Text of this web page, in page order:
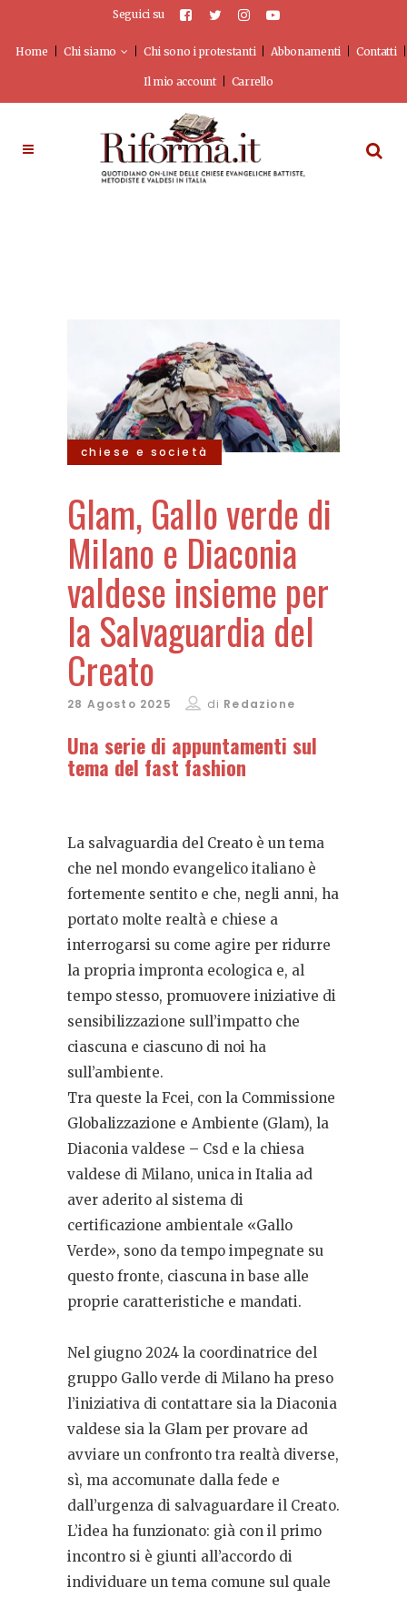
Seguici su
Home Chi siamo Chi sono i protestanti Abbonamenti Contatti
Il mio account Carrello
chiese e società
Glam, Gallo verde di
Milano e Diaconia
valdese insieme per
la Salvaguardia del
Creato
28 Agosto 2025 di Redazione
Una serie di appuntamenti sul
tema del fast fashion
La salvaguardia del Creato è un tema
che nel mondo evangelico italiano è
fortemente sentito e che, negli anni, ha
portato molte realtà e chiese a
interrogarsi su come agire per ridurre
la propria impronta ecologica e, al
tempo stesso, promuovere iniziative di
sensibilizzazione sull’impatto che
ciascuna e ciascuno di noi ha
sull’ambiente.
Tra queste la Fcei, con la Commissione
Globalizzazione e Ambiente (Glam), la
Diaconia valdese – Csd e la chiesa
valdese di Milano, unica in Italia ad
aver aderito al sistema di
certificazione ambientale «Gallo
Verde», sono da tempo impegnate su
questo fronte, ciascuna in base alle
proprie caratteristiche e mandati.
Nel giugno 2024 la coordinatrice del
gruppo Gallo verde di Milano ha preso
l’iniziativa di contattare sia la Diaconia
valdese sia la Glam per provare ad
avviare un confronto tra realtà diverse,
sì, ma accomunate dalla fede e
dall’urgenza di salvaguardare il Creato.
L’idea ha funzionato: già con il primo
incontro si è giunti all’accordo di
individuare un tema comune sul quale